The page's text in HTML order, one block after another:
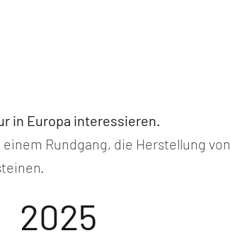
in Europa interessieren.
Rundgang, die Herstellung von
2025